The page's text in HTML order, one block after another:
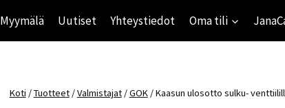
Myymälä Uutiset Yhteystiedot Oma tili
Koti /Tuotteet /Valmistajat /GOK /Kaasun ulosotto sulku-